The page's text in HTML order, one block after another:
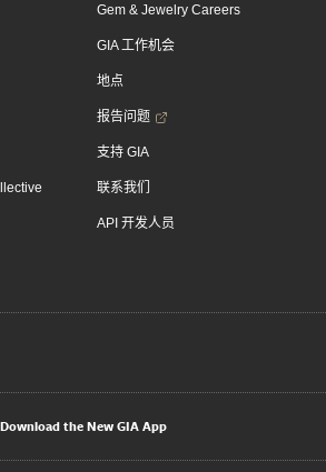
Gem & Jewelry Careers
GIA 工作机会
地点
报告问题
支持 GIA
联系我们
API 开发人员
Download the New GIA App